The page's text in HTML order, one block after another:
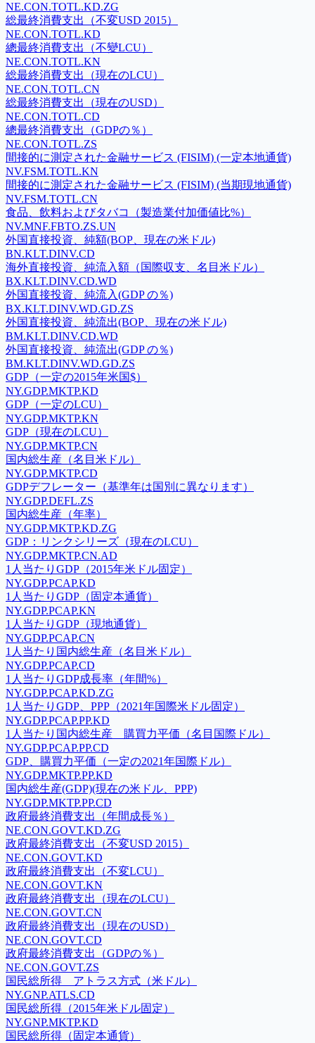
NE.CON.TOTL.KD.ZG
総最終消費支出（不変USD 2015）
NE.CON.TOTL.KD
總最終消費支出（不變LCU）
NE.CON.TOTL.KN
総最終消費支出（現在のLCU）
NE.CON.TOTL.CN
総最終消費支出（現在のUSD）
NE.CON.TOTL.CD
總最終消費支出（GDPの％）
NE.CON.TOTL.ZS
間接的に測定された金融サービス (FISIM) (一定本地通貨)
NV.FSM.TOTL.KN
間接的に測定された金融サービス (FISIM) (当期現地通貨)
NV.FSM.TOTL.CN
食品、飲料およびタバコ（製造業付加価値比%）
NV.MNF.FBTO.ZS.UN
外国直接投資、純額(BOP、現在の米ドル)
BN.KLT.DINV.CD
海外直接投資、純流入額（国際収支、名目米ドル）
BX.KLT.DINV.CD.WD
外国直接投資、純流入(GDP の％)
BX.KLT.DINV.WD.GD.ZS
外国直接投資、純流出(BOP、現在の米ドル)
BM.KLT.DINV.CD.WD
外国直接投資、純流出(GDP の％)
BM.KLT.DINV.WD.GD.ZS
GDP（一定の2015年米国$）
NY.GDP.MKTP.KD
GDP（一定のLCU）
NY.GDP.MKTP.KN
GDP（現在のLCU）
NY.GDP.MKTP.CN
国内総生産（名目米ドル）
NY.GDP.MKTP.CD
GDPデフレーター（基準年は国別に異なります）
NY.GDP.DEFL.ZS
国内総生産（年率）
NY.GDP.MKTP.KD.ZG
GDP：リンクシリーズ（現在のLCU）
NY.GDP.MKTP.CN.AD
1人当たりGDP（2015年米ドル固定）
NY.GDP.PCAP.KD
1人当たりGDP（固定本通貨）
NY.GDP.PCAP.KN
1人当たりGDP（現地通貨）
NY.GDP.PCAP.CN
1人当たり国内総生産（名目米ドル）
NY.GDP.PCAP.CD
1人当たりGDP成長率（年間%）
NY.GDP.PCAP.KD.ZG
1人当たりGDP、PPP（2021年国際米ドル固定）
NY.GDP.PCAP.PP.KD
1人当たり国内総生産 購買力平価（名目国際ドル）
NY.GDP.PCAP.PP.CD
GDP、購買力平価（一定の2021年国際ドル）
NY.GDP.MKTP.PP.KD
国内総生産(GDP)(現在の米ドル、PPP)
NY.GDP.MKTP.PP.CD
政府最終消費支出（年間成長％）
NE.CON.GOVT.KD.ZG
政府最終消費支出（不変USD 2015）
NE.CON.GOVT.KD
政府最終消費支出（不変LCU）
NE.CON.GOVT.KN
政府最終消費支出（現在のLCU）
NE.CON.GOVT.CN
政府最終消費支出（現在のUSD）
NE.CON.GOVT.CD
政府最終消費支出（GDPの％）
NE.CON.GOVT.ZS
国民総所得 アトラス方式（米ドル）
NY.GNP.ATLS.CD
国民総所得（2015年米ドル固定）
NY.GNP.MKTP.KD
国民総所得（固定本通貨）